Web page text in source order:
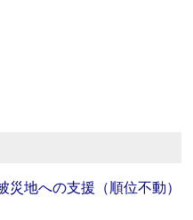
地への支援（順位不動）